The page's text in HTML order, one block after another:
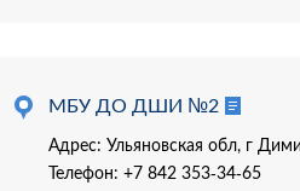
МБУ ДО ДШИ №2
Адрес: Ульяновская обл, г
Телефон: +7 842 353-34-65